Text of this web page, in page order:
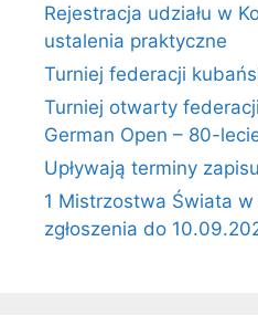
Rejestracja udziału w
ustalenia praktyczne
Turniej federacji
Turniej otwarty
German Open – 80-
Upływają terminy
1 Mistrzostwa Świata
zgłoszenia do